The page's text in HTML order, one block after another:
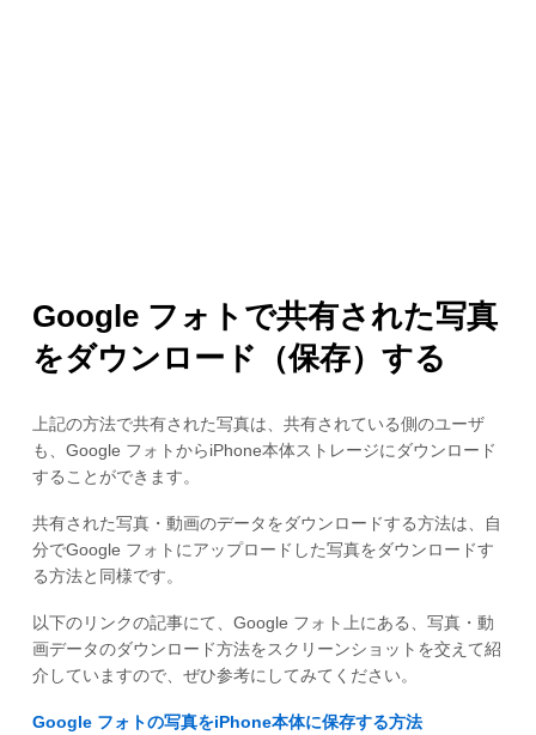
Google フォトで共有された写真
をダウンロード（保存）する
上記の方法で共有された写真は、共有されている側のユーザ
も、Google フォトからiPhone本体ストレージにダウンロード
することができます。
共有された写真・動画のデータをダウンロードする方法は、自
分でGoogle フォトにアップロードした写真をダウンロードす
る方法と同様です。
以下のリンクの記事にて、Google フォト上にある、写真・動
画データのダウンロード方法をスクリーンショットを交えて紹
介していますので、ぜひ参考にしてみてください。
Google フォトの写真をiPhone本体に保存する方法